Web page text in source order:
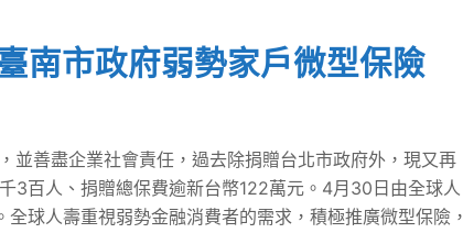
南市政府弱勢家戶微型保險
並善盡企業社會責任，過去除捐贈台北市政府外，現又再
3百人、捐贈總保費逾新台幣122萬元。4月30日由全球人
球人壽重視弱勢金融消費者的需求，積極推廣微型保險，